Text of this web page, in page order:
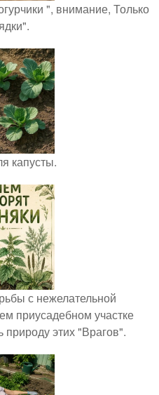
", внимание, Только
капусты.
с нежелательной
приусадебном участке
этих "Врагов".